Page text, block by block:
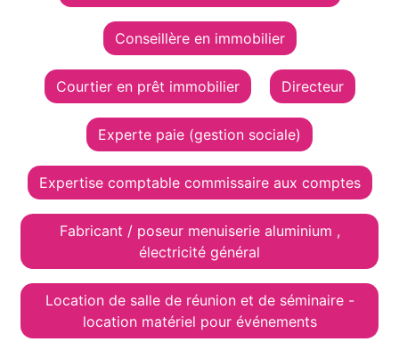
Conseillère en immobilier
Courtier en prêt immobilier Directeur
Experte paie (gestion sociale)
Expertise comptable commissaire aux comptes
Fabricant / poseur menuiserie aluminium ,
électricité général
Location de salle de réunion et de séminaire -
location matériel pour événements